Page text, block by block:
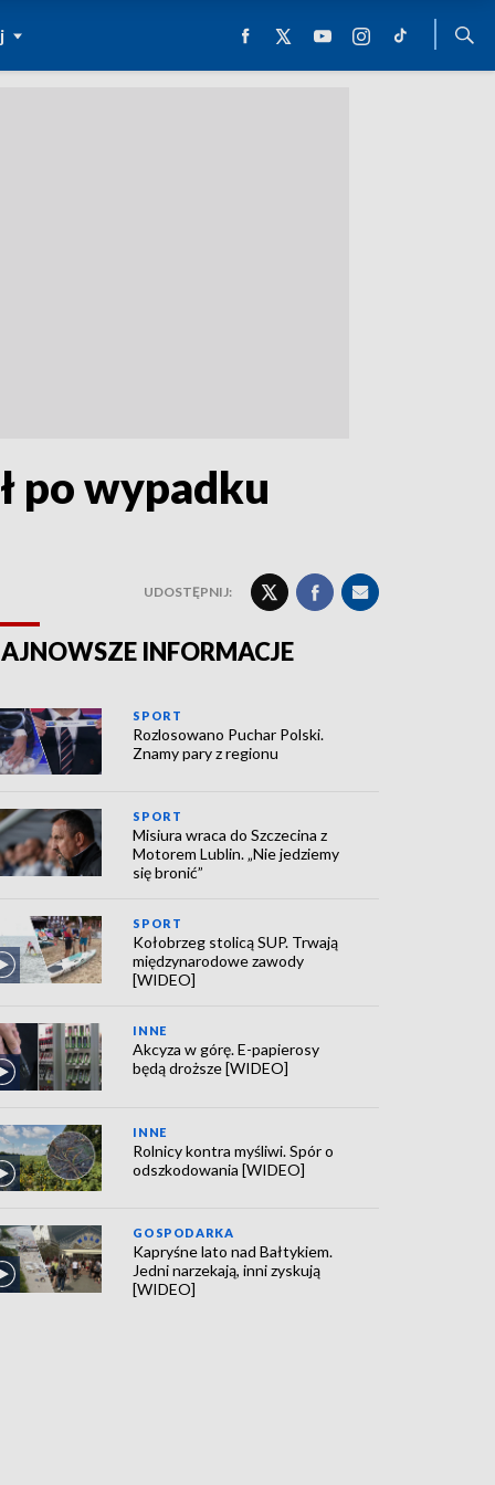
po wypadku
UDOSTĘPNIJ:
INFORMACJE
SPORT
Rozlosowano Puchar Polski.
Znamy pary z regionu
SPORT
Misiura wraca do Szczecina z
Motorem Lublin. „Nie jedziemy
się bronić”
SPORT
Kołobrzeg stolicą SUP. Trwają
międzynarodowe zawody
[WIDEO]
INNE
Akcyza w górę. E-papierosy
będą droższe [WIDEO]
INNE
Rolnicy kontra myśliwi. Spór o
odszkodowania [WIDEO]
GOSPODARKA
Kapryśne lato nad Bałtykiem.
Jedni narzekają, inni zyskują
[WIDEO]